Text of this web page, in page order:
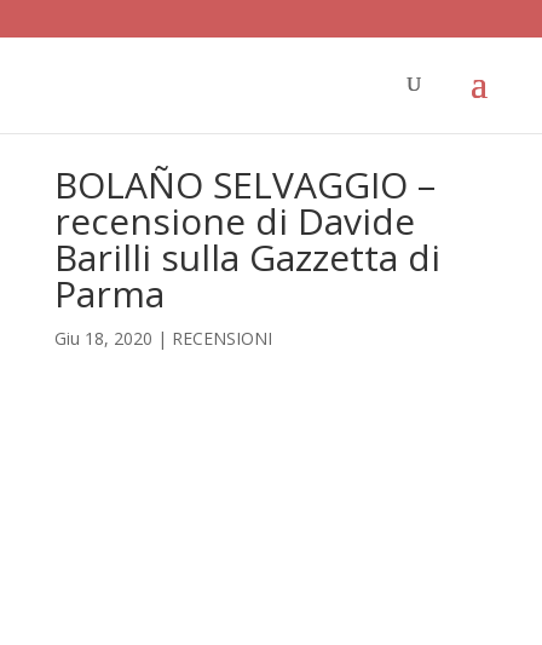
BOLAÑO SELVAGGIO –
recensione di Davide
Barilli sulla Gazzetta di
Parma
Giu 18, 2020 | RECENSIONI